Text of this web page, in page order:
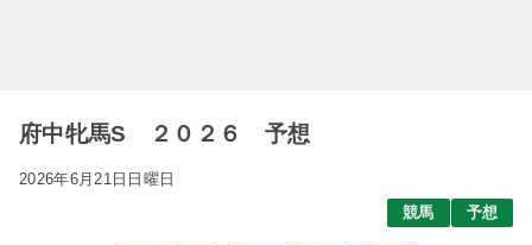
府中牝馬S ２０２６ 予想
2026年6月21日日曜日
競馬
予想